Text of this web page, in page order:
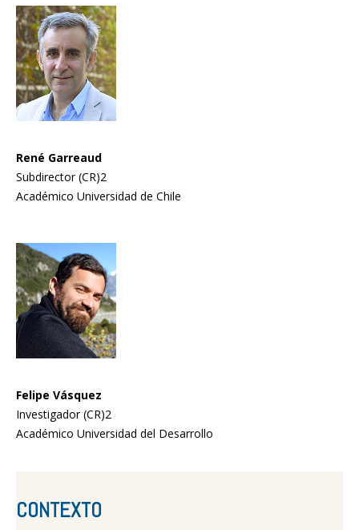
René Garreaud
Subdirector (CR)2
Académico Universidad de Chile
Felipe Vásquez
Investigador (CR)2
Académico Universidad del Desarrollo
CONTEXTO